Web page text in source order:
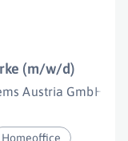
(m/w/d)
Austria GmbH
Homeoffice